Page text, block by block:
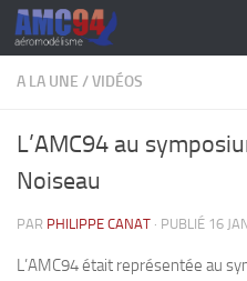
Skip to content
A LA UNE /VIDÉOS
L’AMC94 au
Noiseau
PAR PHILIPPE CANAT · PUBLIÉ 16
L’AMC94 était représentée au